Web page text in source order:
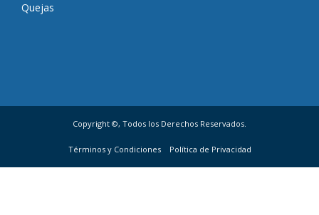
Quejas
Copyright ©, Todos los Derechos Reservados.
Términos y Condiciones Política de Privacidad